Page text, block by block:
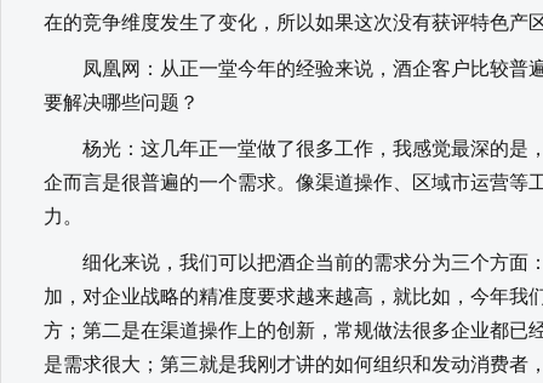
在的竞争维度发生了变化，所以如果这次没有获评特色产
凤凰网：从正一堂今年的经验来说，酒企客户比较普
要解决哪些问题？
杨光：这几年正一堂做了很多工作，我感觉最深的是
企而言是很普遍的一个需求。像渠道操作、区域市运营等
力。
细化来说，我们可以把酒企当前的需求分为三个方面
加，对企业战略的精准度要求越来越高，就比如，今年我
方；第二是在渠道操作上的创新，常规做法很多企业都已
是需求很大；第三就是我刚才讲的如何组织和发动消费者